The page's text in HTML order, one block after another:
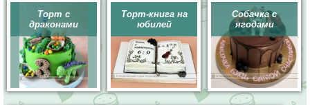
Торт с
драконами
Торт-книга на
юбилей
Собачка с
ягодами